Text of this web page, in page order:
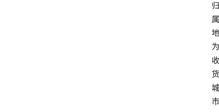
归
属
地
为
收
货
城
市